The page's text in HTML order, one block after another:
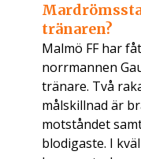
tränaren?
Malmö FF har
norrmannen
tränare. Två
målskillnad är
motståndet
blodigaste. I